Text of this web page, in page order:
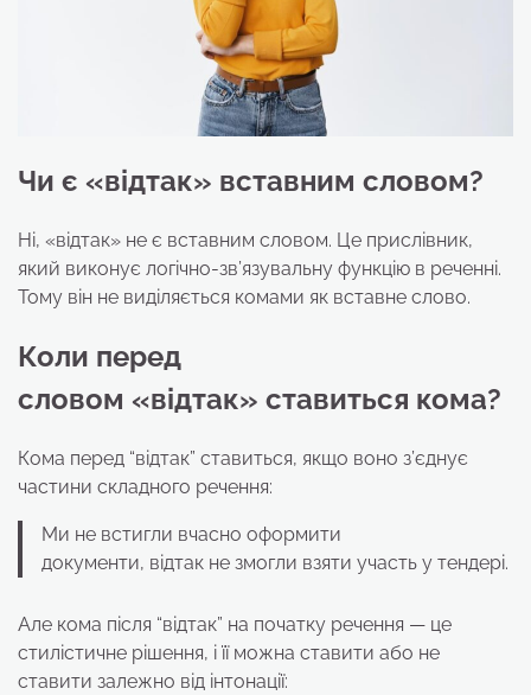
Чи є «відтак» вставним словом?
Ні, «відтак» не є вставним словом. Це прислівник,
який виконує логічно-зв’язувальну функцію в реченні.
Тому він не виділяється комами як вставне слово.
Коли перед
словом «відтак» ставиться кома?
Кома перед “відтак” ставиться, якщо воно з’єднує
частини складного речення:
Ми не встигли вчасно оформити
документи, відтак не змогли взяти участь у тендері.
Але кома після “відтак” на початку речення — це
стилістичне рішення, і її можна ставити або не
ставити залежно від інтонації: